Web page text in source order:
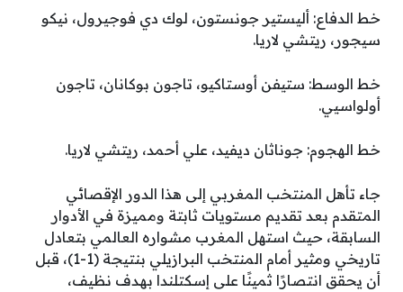
خط الدفاع: أليستير جونستون، لوك دي فوجيرول، نيكو
سيجور، ريتشي لاريا.
خط الوسط: ستيفن أوستاكيو، تاجون بوكانان، تاجون
أولواسيي.
خط الهجوم: جوناثان ديفيد، علي أحمد، ريتشي لاريا.
جاء تأهل المنتخب المغربي إلى هذا الدور الإقصائي
المتقدم بعد تقديم مستويات ثابتة ومميزة في الأدوار
السابقة، حيث استهل المغرب مشواره العالمي بتعادل
تاريخي ومثير أمام المنتخب البرازيلي بنتيجة (1-1)، قبل
أن يحقق انتصارًا ثمينًا على إسكتلندا بهدف نظيف،